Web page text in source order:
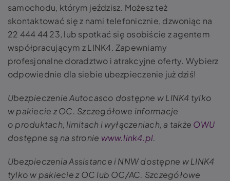
samochodu, którym jeździsz. Możesz też
skontaktować się z nami telefonicznie, dzwoniąc na
22 444 44 23, lub spotkać się osobiście z agentem
współpracującym z LINK4. Zapewniamy
profesjonalne doradztwo i atrakcyjne oferty. Wybierz
odpowiednie dla siebie ubezpieczenie już dziś!
Ubezpieczenie Autocasco dostępne w LINK4 tylko
w pakiecie z OC. Szczegółowe informacje
o produktach, limitach i wyłączeniach, a także OWU
dostępne są na stronie www.link4.pl.
Ubezpieczenia Assistance i NNW dostępne w LINK4
tylko w pakiecie z OC lub OC/AC. Szczegółowe